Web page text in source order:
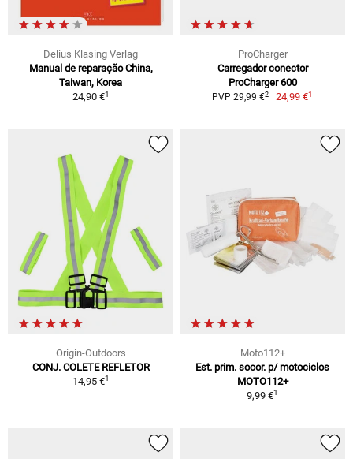
Delius Klasing Verlag
Manual de reparação China,
Taiwan, Korea
24,90 €1
ProCharger
Carregador conector
ProCharger 600
PVP 29,99 €2 24,99 €1
Origin-Outdoors
CONJ. COLETE REFLETOR
14,95 €1
Moto112+
Est. prim. socor. p/ motociclos
MOTO112+
9,99 €1